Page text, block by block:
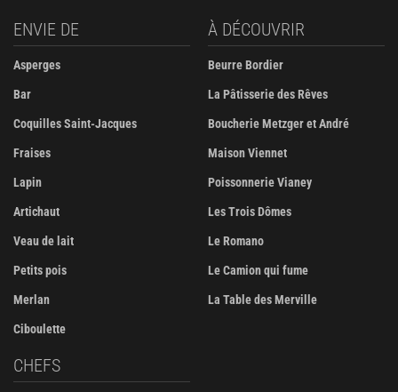
ENVIE DE
Asperges
Bar
Coquilles Saint-Jacques
Fraises
Lapin
Artichaut
Veau de lait
Petits pois
Merlan
Ciboulette
À DÉCOUVRIR
Beurre Bordier
La Pâtisserie des Rêves
Boucherie Metzger et André
Maison Viennet
Poissonnerie Vianey
Les Trois Dômes
Le Romano
Le Camion qui fume
La Table des Merville
CHEFS